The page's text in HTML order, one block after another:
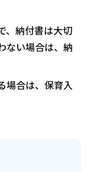
、納付書は大切
ない場合は、納
場合は、保育入